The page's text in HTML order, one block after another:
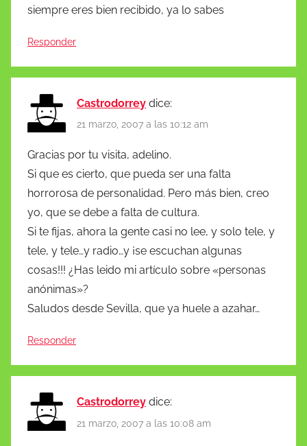
siempre eres bien recibido, ya lo sabes
Responder
Castrodorrey dice:
21 marzo, 2007 a las 10:12 am
Gracias por tu visita, adelino.
Si que es cierto, que pueda ser una falta
horrorosa de personalidad. Pero más bien, creo
yo, que se debe a falta de cultura.
Si te fijas, ahora la gente casi no lee, y solo tele, y
tele, y tele…y radio…y ¡se escuchan algunas
cosas!!! ¿Has leido mi artículo sobre «personas
anónimas»?
Saludos desde Sevilla, que ya huele a azahar…
Responder
Castrodorrey dice:
21 marzo, 2007 a las 10:08 am